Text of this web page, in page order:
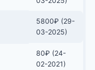
5800₽ (29-
03-2025)
80₽ (24-
02-2021)